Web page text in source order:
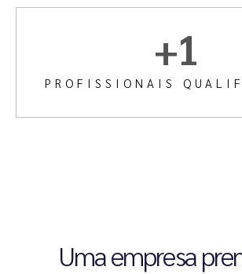
+1
PROFISSIONAIS
Uma empresa